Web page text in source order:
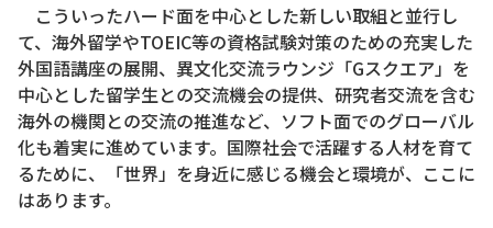
こういったハード面を中心とした新しい取組と並行し
て、海外留学やTOEIC等の資格試験対策のための充実した
外国語講座の展開、異文化交流ラウンジ「Gスクエア」を
中心とした留学生との交流機会の提供、研究者交流を含む
海外の機関との交流の推進など、ソフト面でのグローバル
化も着実に進めています。国際社会で活躍する人材を育て
るために、「世界」を身近に感じる機会と環境が、ここに
はあります。